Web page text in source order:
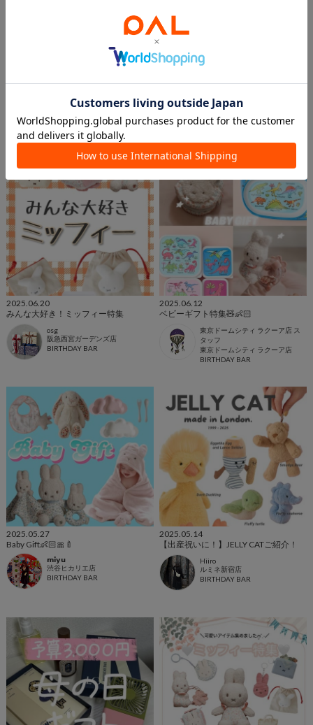
ム🎁
天神地下街店
BIRTHDAY BAR
2025.06.27
BIRTHDAY BAR
2025.06.20
みんな大好き！ミッフィー特集
osg
阪急西宮ガーデンズ店
BIRTHDAY BAR
2025.06.12
ベビーギフト特集🧸👶🏻
東京ドームシティ ラクーア店 ス
タッフ
東京ドームシティ ラクーア店
BIRTHDAY BAR
2025.05.27
Baby Gift👶🏻🎀🍼
𝗺𝗶𝘆𝘂
渋谷ヒカリエ店
BIRTHDAY BAR
2025.05.14
【出産祝いに！】JELLY CATご紹介！
Hiiro
ルミネ新宿店
BIRTHDAY BAR